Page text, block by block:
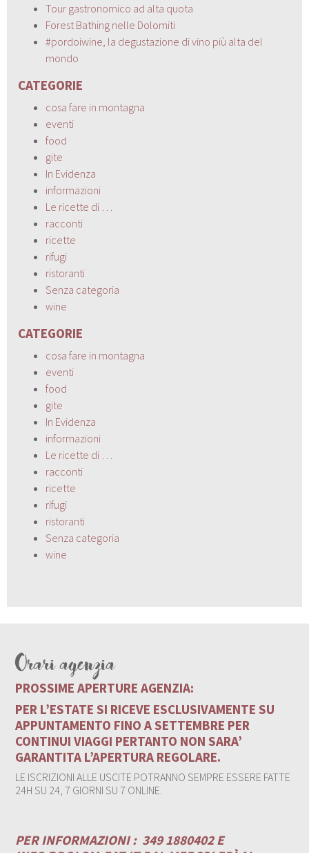
Tour gastronomico ad alta quota
Forest Bathing nelle Dolomiti
#pordoiwine, la degustazione di vino più alta del
mondo
CATEGORIE
cosa fare in montagna
eventi
food
gite
In Evidenza
informazioni
Le ricette di …
racconti
ricette
rifugi
ristoranti
Senza categoria
wine
CATEGORIE
cosa fare in montagna
eventi
food
gite
In Evidenza
informazioni
Le ricette di …
racconti
ricette
rifugi
ristoranti
Senza categoria
wine
Orari agenzia
PROSSIME APERTURE AGENZIA:
PER L’ESTATE SI RICEVE ESCLUSIVAMENTE SU
APPUNTAMENTO FINO A SETTEMBRE PER
CONTINUI VIAGGI PERTANTO NON SARA’
GARANTITA L’APERTURA REGOLARE.
LE ISCRIZIONI ALLE USCITE POTRANNO SEMPRE ESSERE FATTE
24H SU 24, 7 GIORNI SU 7 ONLINE.
PER INFORMAZIONI : 349 1880402 E